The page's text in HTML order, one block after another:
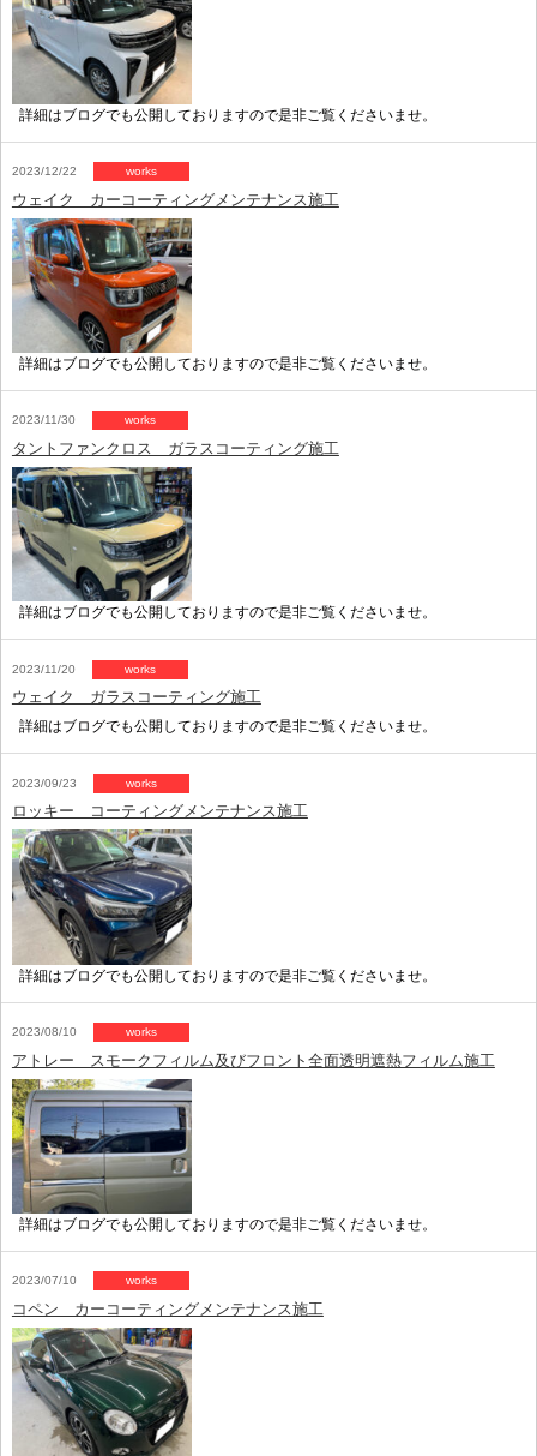
詳細はブログでも公開しておりますので是非ご覧くださいませ。
2023/12/22 works
ウェイク カーコーティングメンテナンス施工
詳細はブログでも公開しておりますので是非ご覧くださいませ。
2023/11/30 works
タントファンクロス ガラスコーティング施工
詳細はブログでも公開しておりますので是非ご覧くださいませ。
2023/11/20 works
ウェイク ガラスコーティング施工
詳細はブログでも公開しておりますので是非ご覧くださいませ。
2023/09/23 works
ロッキー コーティングメンテナンス施工
詳細はブログでも公開しておりますので是非ご覧くださいませ。
2023/08/10 works
アトレー スモークフィルム及びフロント全面透明遮熱フィルム施工
詳細はブログでも公開しておりますので是非ご覧くださいませ。
2023/07/10 works
コペン カーコーティングメンテナンス施工